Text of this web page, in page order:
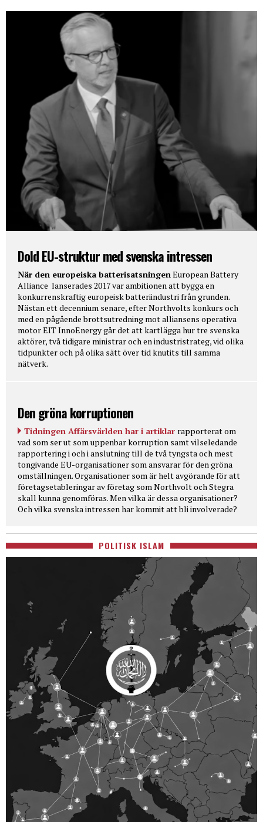
Dold EU-struktur med svenska intressen
När den europeiska batterisatsningenEuropean Battery
Alliance lanserades 2017 var ambitionen att bygga en
konkurrenskraftig europeisk batteriindustri från grunden.
Nästan ett decennium senare, efter Northvolts konkurs och
med en pågående brottsutredning mot alliansens operativa
motor EIT InnoEnergy går det att kartlägga hur tre svenska
aktörer, två tidigare ministrar och en industristrateg, vid olika
tidpunkter och på olika sätt över tid knutits till samma
nätverk.
Den gröna korruptionen
Tidningen Affärsvärlden har i artiklar rapporterat om
vad som ser ut som uppenbar korruption samt vilseledande
rapportering i och i anslutning till de två tyngsta och mest
tongivande EU-organisationer som ansvarar för den gröna
omställningen. Organisationer som är helt avgörande för att
företagsetableringar av företag som Northvolt och Stegra
skall kunna genomföras. Men vilka är dessa organisationer?
Och vilka svenska intressen har kommit att bli involverade?
POLITISK ISLAM